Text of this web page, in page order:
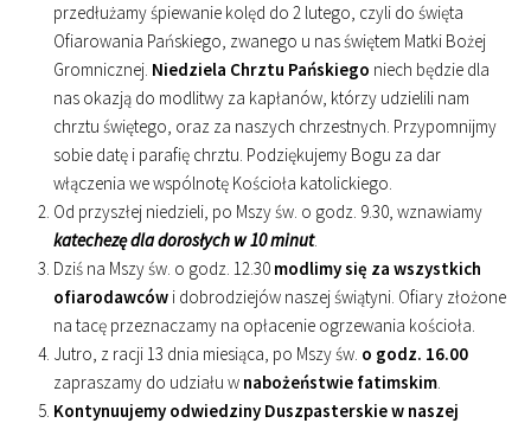
przedłużamy śpiewanie kolęd do 2 lutego, czyli do święta
Ofiarowania Pańskiego, zwanego u nas świętem Matki Bożej
Gromnicznej. Niedziela Chrztu Pańskiego niech będzie dla
nas okazją do modlitwy za kapłanów, którzy udzielili nam
chrztu świętego, oraz za naszych chrzestnych. Przypomnijmy
sobie datę i parafię chrztu. Podziękujemy Bogu za dar
włączenia we wspólnotę Kościoła katolickiego.
Od przyszłej niedzieli, po Mszy św. o godz. 9.30, wznawiamy
katechezę dla dorosłych w 10 minut.
Dziś na Mszy św. o godz. 12.30 modlimy się za wszystkich
ofiarodawców i dobrodziejów naszej świątyni. Ofiary złożone
na tacę przeznaczamy na opłacenie ogrzewania kościoła.
Jutro, z racji 13 dnia miesiąca, po Mszy św. o godz. 16.00
zapraszamy do udziału w nabożeństwie fatimskim.
Kontynuujemy odwiedziny Duszpasterskie w naszej